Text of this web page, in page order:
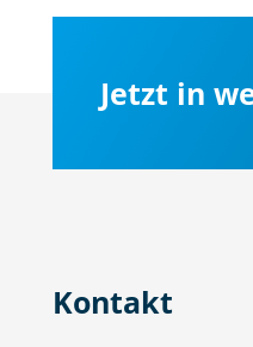
Jetzt in
Kontakt